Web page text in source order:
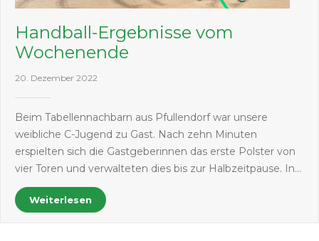
Handball-Ergebnisse vom
Wochenende
20. Dezember 2022
Beim Tabellennachbarn aus Pfullendorf war unsere
weibliche C-Jugend zu Gast. Nach zehn Minuten
erspielten sich die Gastgeberinnen das erste Polster von
vier Toren und verwalteten dies bis zur Halbzeitpause. In…
Weiterlesen